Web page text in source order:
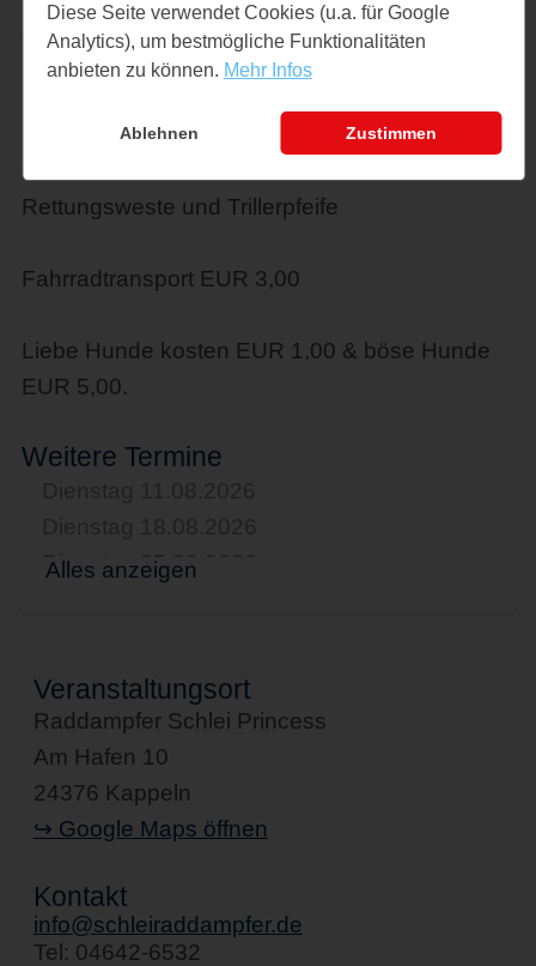
2 Erw. + bis zu 3 Kinder: € 57,50
Eisbergversicherung,
Rettungsweste und Trillerpfeife
Fahrradtransport EUR 3,00
Liebe Hunde kosten EUR 1,00 & böse Hunde
EUR 5,00.
Weitere Termine
Dienstag 25.08.2026
Dienstag 22.09.2026
Dienstag 29.09.2026
Dienstag 06.10.2026
Dienstag 13.10.2026
Dienstag 20.10.2026
Dienstag 27.10.2026
Alles anzeigen
Veranstaltungsort
Raddampfer Schlei Princess
Am Hafen 10
24376 Kappeln
↪ Google Maps öffnen
Kontakt
info@schleiraddampfer.de
Tel: 04642-6532
Diese Seite verwendet Cookies (u.a. für Google
Analytics), um bestmögliche Funktionalitäten
anbieten zu können. Mehr Infos
Ablehnen Zustimmen